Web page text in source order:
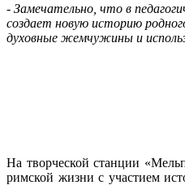
- Замечательно, что в
создает новую историю
духовные жемчужины и
На творческой станции
римской жизни с участием